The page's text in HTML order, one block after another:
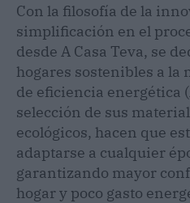
Con la filosofía de la
simplificación en el
desde A Casa Teva, se
hogares sostenibles a la
de eficiencia energética
selección de sus
ecológicos, hacen que
adaptarse a cualquier
garantizando mayor
hogar y poco gasto